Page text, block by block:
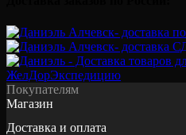
Покупателям
Магазин
Доставка и оплата